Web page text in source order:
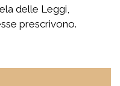
delle Leggi,
prescrivono.